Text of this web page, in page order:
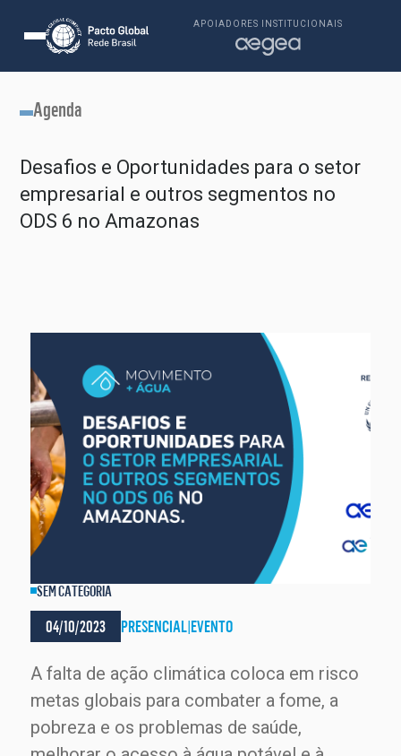
APOIADORES INSTITUCIONAIS
Agenda
Desafios e Oportunidades para o setor
empresarial e outros segmentos no
ODS 6 no Amazonas
SEM CATEGORIA
04/10/2023 PRESENCIAL|EVENTO
A falta de ação climática coloca em risco
metas globais para combater a fome, a
pobreza e os problemas de saúde,